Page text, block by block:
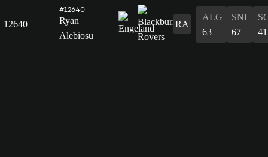
12640
#12640
Ryan
Alebiosu
RA
ALG
63
SNL
67
41